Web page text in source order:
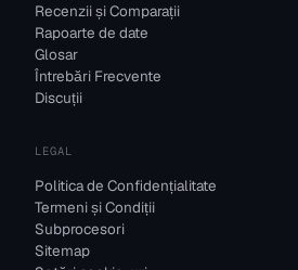
Recenzii și Comparații
Rapoarte de date
Glosar
Întrebări Frecvente
Discuții
LEGAL
Politica de Confidențialitate
Termeni și Condiții
Subprocesori
Sitemap